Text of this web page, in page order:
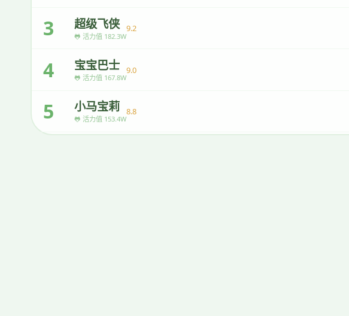
3 超级飞侠
🐸 活力值 182.3W
9.2
4 宝宝巴士
🐸 活力值 167.8W
9.0
5 小马宝莉
🐸 活力值 153.4W
8.8